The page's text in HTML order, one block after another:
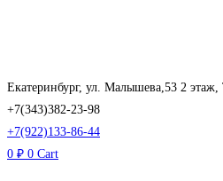
Екатеринбург, ул. Малышева,53 2
+7(343)382-23-98
+7(922)133-86-44
0 ₽ 0 Cart